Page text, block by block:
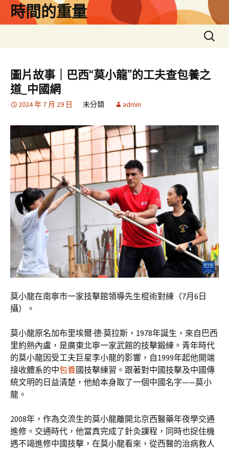
時間的重量
搜
尋
鍵
字:
圖片故事｜巴西“莫小龍”的工夫查包養之
道_中國網
2024 年 7 月 29 日 未分類 admin
莫小龍在南寧市一家技擊館領導先生棍術對練（7月6日
攝）。
莫小龍原名加布里埃爾·德·莫拉斯，1978年誕生，來自巴西
里約熱內盧，是廣東北寧一家武館的技擊鍛練。青年時代
的莫小龍因受工夫巨星李小龍的影響，自1999年起他開端
接收體系的中包養國技擊練習。跟著對中國技擊及中國傳
統文明的日益清楚，他給本身取了一個中國名字——莫小
龍。
2008年，作為交流生的莫小龍離開北京西醫藥年夜學交通
進修。交通時代，他當真完成了針灸課程，同時也捉住機
遇不竭進修中國技擊，在莫小龍看來，從西醫的治病救人